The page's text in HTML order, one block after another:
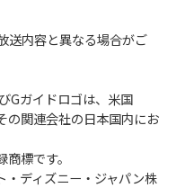
送内容と異なる場合がご
Gガイドロゴは、米国
の関連会社の日本国内にお
標です。
・ディズニー・ジャパン株